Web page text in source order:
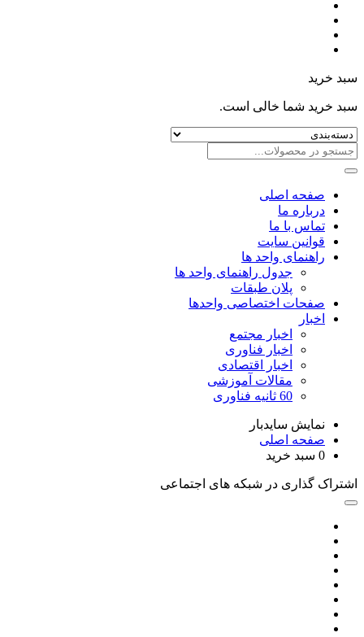
سبد خرید
سبد خرید شما خالی است.
صفحه اصلی
درباره ما
تماس با ما
قوانین سایت
راهنمای واحد ها
جدول راهنمای واحد ها
پلان طبقات
صفحات اختصاصی واحدها
اخبار
اخبار مجتمع
اخبار فناوری
اخبار اقتصادی
مقالات آموزشی
60 ثانیه فناوری
نمایش سایدبار
صفحه اصلی
0 سبد خرید
اشتراک گذاری در شبکه های اجتماعی